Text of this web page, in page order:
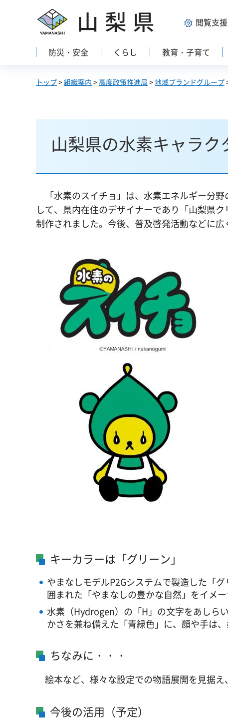
山梨県 閲覧支援
防災・安全 くらし 教育・子育て
トップ>組織案内 > 高度政策推進局 >地域ブランドグループ
山梨県の水素キャラク
「水素のスイチョ」は、水素エネルギー分
して、県内在住のデザイナーであり「山梨県
制作されました。今後、普及啓発活動などに広
キーカラーは「グリーン」
やまなしモデルP2Gシステムで製造した「
囲まれた「やまなしの豊かな自然」をイメ
水素（Hydrogen）の「H」の文字をあしら
かさを兼ね備えた「青緑色」に、顔や手は
ちなみに・・・
絵本など、様々な設定での物語展開を見据え
今後の活用（予定）